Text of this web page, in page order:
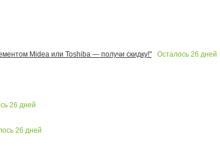
Midea или Toshiba — получи скидку!"
Осталось 26 дней
26 дней
26 дней